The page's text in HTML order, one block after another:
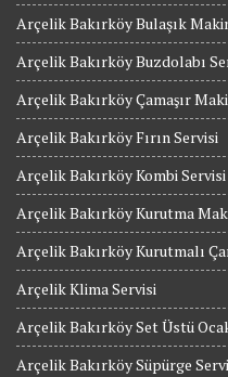
Arçelik Bakırköy Bulaşık
Arçelik Bakırköy Buzdolabı
Arçelik Bakırköy Çamaşır
Arçelik Bakırköy Fırın Servisi
Arçelik Bakırköy Kombi Servisi
Arçelik Bakırköy Kurutma
Arçelik Bakırköy Kurutmalı
Arçelik Klima Servisi
Arçelik Bakırköy Set Üstü
Arçelik Bakırköy Süpürge